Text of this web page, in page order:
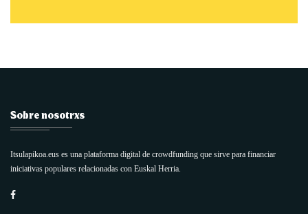
Sobre nosotrxs
Itsulapikoa.eus es una plataforma digital de crowdfunding que sirve para financiar
iniciativas populares relacionadas con Euskal Herria.